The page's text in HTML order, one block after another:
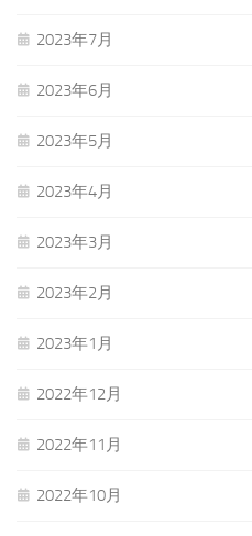
2023年7月
2023年6月
2023年5月
2023年4月
2023年3月
2023年2月
2023年1月
2022年12月
2022年11月
2022年10月